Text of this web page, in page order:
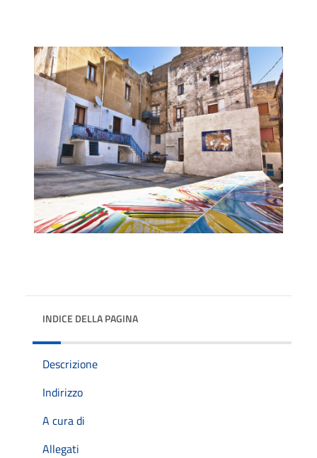
INDICE DELLA PAGINA
Descrizione
Indirizzo
A cura di
Allegati